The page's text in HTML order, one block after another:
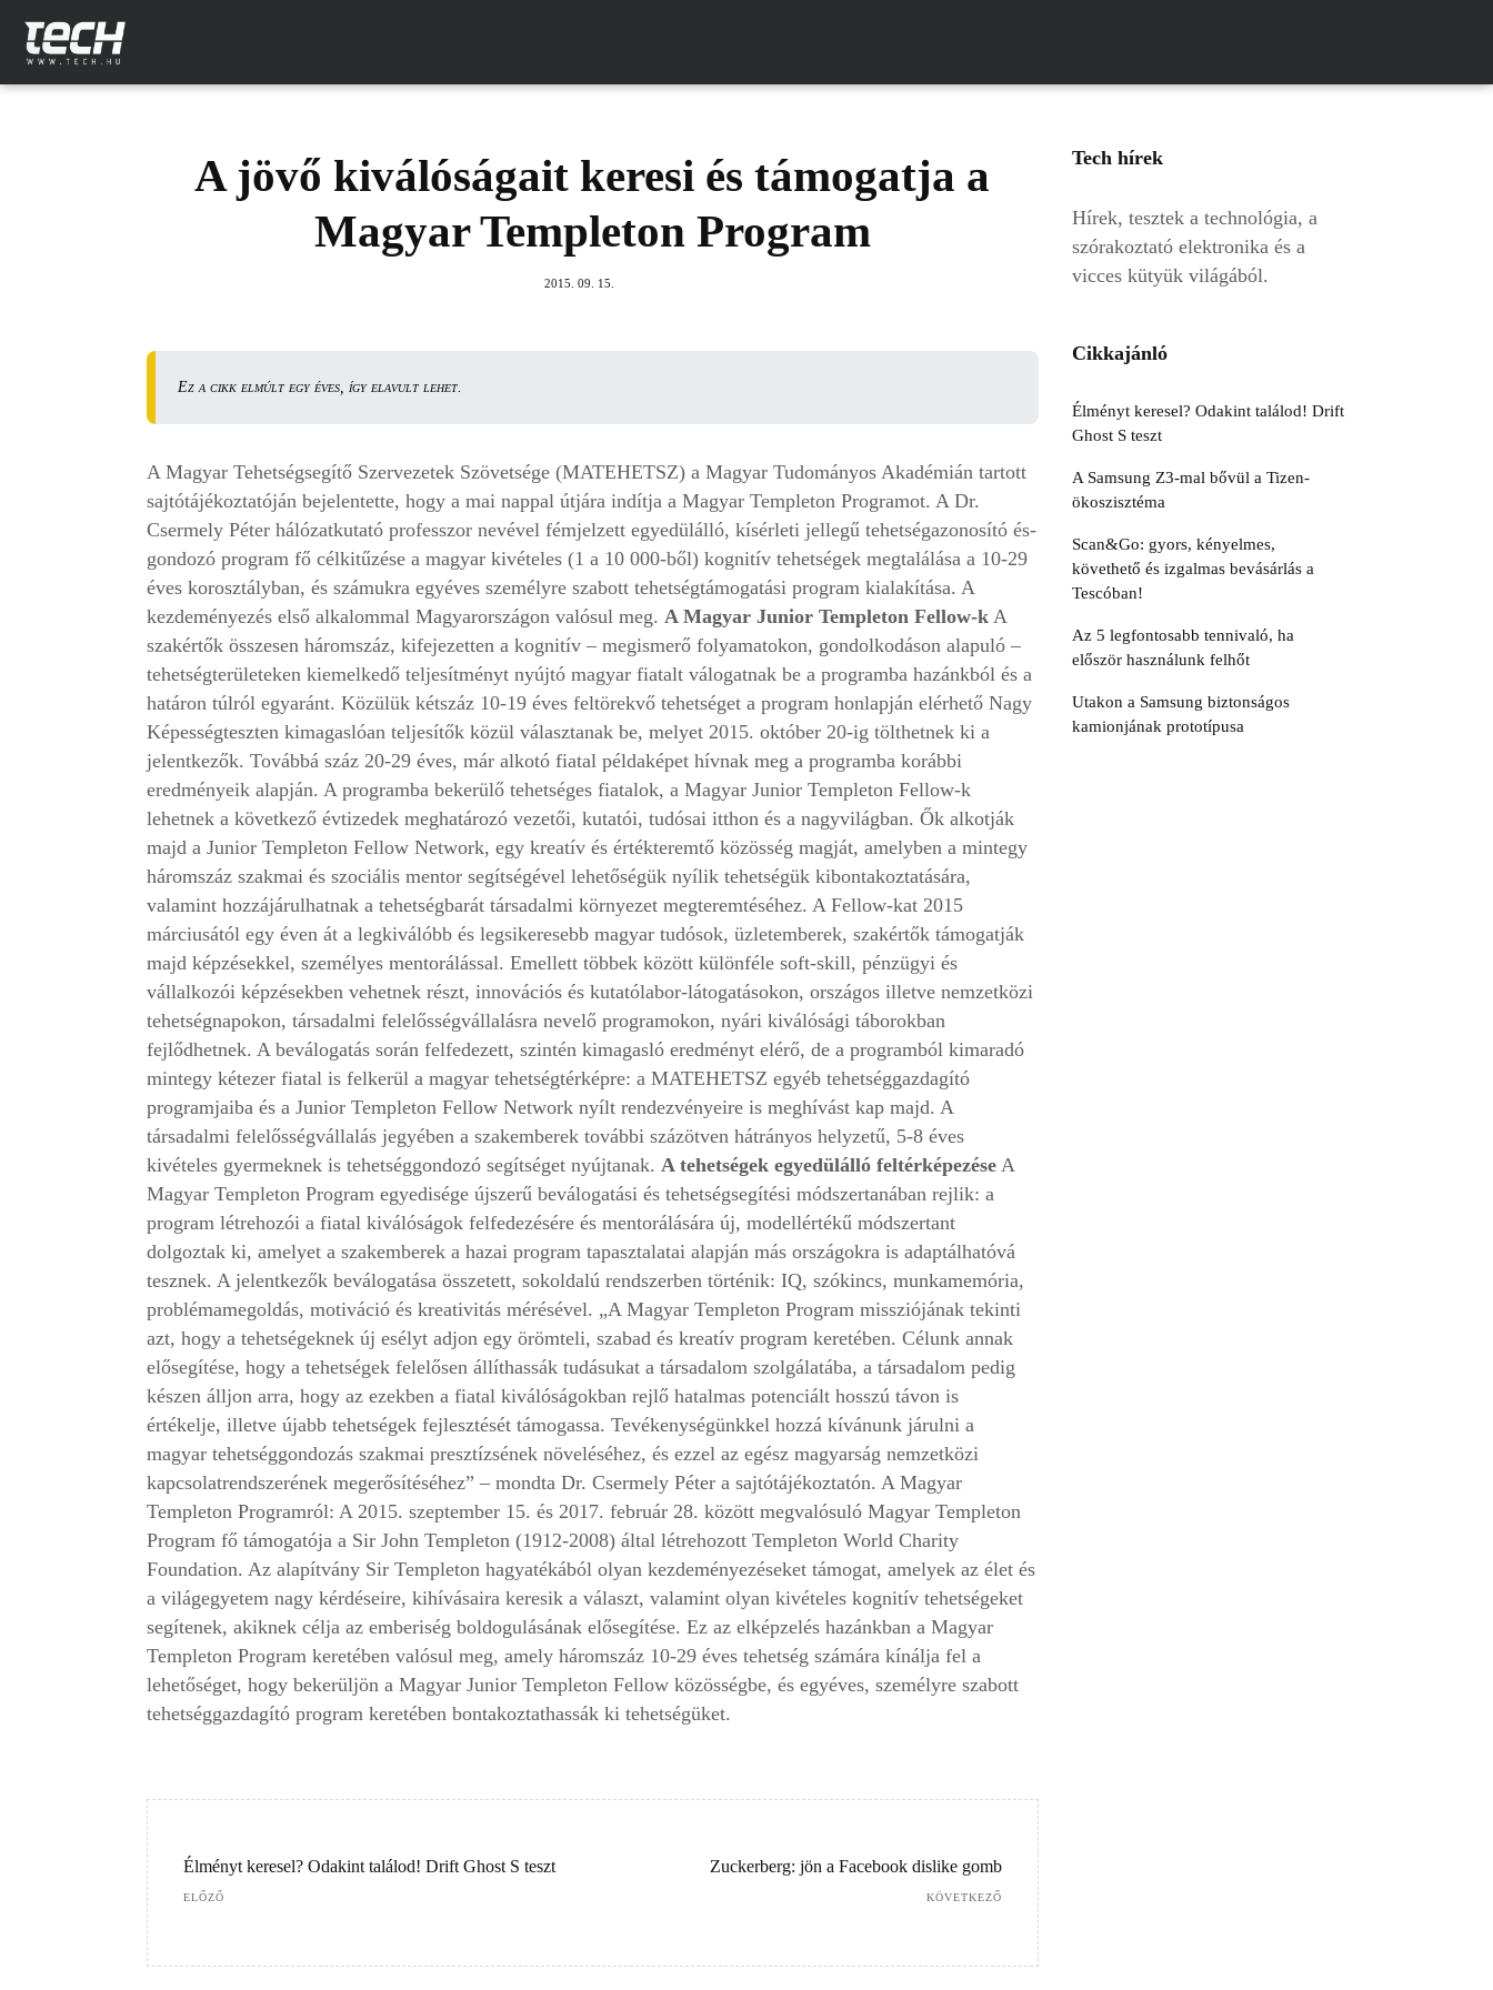
A jövő kiválóságait keresi és támogatja a
Magyar Templeton Program
2015. 09. 15.
Ez a cikk elmúlt egy éves, így elavult lehet.
A Magyar Tehetségsegítő Szervezetek Szövetsége (MATEHETSZ) a Magyar Tudományos Akadémián tartott
sajtótájékoztatóján bejelentette, hogy a mai nappal útjára indítja a Magyar Templeton Programot. A Dr.
Csermely Péter hálózatkutató professzor nevével fémjelzett egyedülálló, kísérleti jellegű tehetségazonosító és-
gondozó program fő célkitűzése a magyar kivételes (1 a 10 000-ből) kognitív tehetségek megtalálása a 10-29
éves korosztályban, és számukra egyéves személyre szabott tehetségtámogatási program kialakítása. A
kezdeményezés első alkalommal Magyarországon valósul meg. A Magyar Junior Templeton Fellow-k A
szakértők összesen háromszáz, kifejezetten a kognitív – megismerő folyamatokon, gondolkodáson alapuló –
tehetségterületeken kiemelkedő teljesítményt nyújtó magyar fiatalt válogatnak be a programba hazánkból és a
határon túlról egyaránt. Közülük kétszáz 10-19 éves feltörekvő tehetséget a program honlapján elérhető Nagy
Képességteszten kimagaslóan teljesítők közül választanak be, melyet 2015. október 20-ig tölthetnek ki a
jelentkezők. Továbbá száz 20-29 éves, már alkotó fiatal példaképet hívnak meg a programba korábbi
eredményeik alapján. A programba bekerülő tehetséges fiatalok, a Magyar Junior Templeton Fellow-k
lehetnek a következő évtizedek meghatározó vezetői, kutatói, tudósai itthon és a nagyvilágban. Ők alkotják
majd a Junior Templeton Fellow Network, egy kreatív és értékteremtő közösség magját, amelyben a mintegy
háromszáz szakmai és szociális mentor segítségével lehetőségük nyílik tehetségük kibontakoztatására,
valamint hozzájárulhatnak a tehetségbarát társadalmi környezet megteremtéséhez. A Fellow-kat 2015
márciusától egy éven át a legkiválóbb és legsikeresebb magyar tudósok, üzletemberek, szakértők támogatják
majd képzésekkel, személyes mentorálással. Emellett többek között különféle soft-skill, pénzügyi és
vállalkozói képzésekben vehetnek részt, innovációs és kutatólabor-látogatásokon, országos illetve nemzetközi
tehetségnapokon, társadalmi felelősségvállalásra nevelő programokon, nyári kiválósági táborokban
fejlődhetnek. A beválogatás során felfedezett, szintén kimagasló eredményt elérő, de a programból kimaradó
mintegy kétezer fiatal is felkerül a magyar tehetségtérképre: a MATEHETSZ egyéb tehetséggazdagító
programjaiba és a Junior Templeton Fellow Network nyílt rendezvényeire is meghívást kap majd. A
társadalmi felelősségvállalás jegyében a szakemberek további százötven hátrányos helyzetű, 5-8 éves
kivételes gyermeknek is tehetséggondozó segítséget nyújtanak. A tehetségek egyedülálló feltérképezése A
Magyar Templeton Program egyedisége újszerű beválogatási és tehetségsegítési módszertanában rejlik: a
program létrehozói a fiatal kiválóságok felfedezésére és mentorálására új, modellértékű módszertant
dolgoztak ki, amelyet a szakemberek a hazai program tapasztalatai alapján más országokra is adaptálhatóvá
tesznek. A jelentkezők beválogatása összetett, sokoldalú rendszerben történik: IQ, szókincs, munkamemória,
problémamegoldás, motiváció és kreativitás mérésével. „A Magyar Templeton Program missziójának tekinti
azt, hogy a tehetségeknek új esélyt adjon egy örömteli, szabad és kreatív program keretében. Célunk annak
elősegítése, hogy a tehetségek felelősen állíthassák tudásukat a társadalom szolgálatába, a társadalom pedig
készen álljon arra, hogy az ezekben a fiatal kiválóságokban rejlő hatalmas potenciált hosszú távon is
értékelje, illetve újabb tehetségek fejlesztését támogassa. Tevékenységünkkel hozzá kívánunk járulni a
magyar tehetséggondozás szakmai presztízsének növeléséhez, és ezzel az egész magyarság nemzetközi
kapcsolatrendszerének megerősítéséhez” – mondta Dr. Csermely Péter a sajtótájékoztatón. A Magyar
Templeton Programról: A 2015. szeptember 15. és 2017. február 28. között megvalósuló Magyar Templeton
Program fő támogatója a Sir John Templeton (1912-2008) által létrehozott Templeton World Charity
Foundation. Az alapítvány Sir Templeton hagyatékából olyan kezdeményezéseket támogat, amelyek az élet és
a világegyetem nagy kérdéseire, kihívásaira keresik a választ, valamint olyan kivételes kognitív tehetségeket
segítenek, akiknek célja az emberiség boldogulásának elősegítése. Ez az elképzelés hazánkban a Magyar
Templeton Program keretében valósul meg, amely háromszáz 10-29 éves tehetség számára kínálja fel a
lehetőséget, hogy bekerüljön a Magyar Junior Templeton Fellow közösségbe, és egyéves, személyre szabott
tehetséggazdagító program keretében bontakoztathassák ki tehetségüket.
Élményt keresel? Odakint találod! Drift Ghost S teszt
ELŐZŐ
Zuckerberg: jön a Facebook dislike gomb
KÖVETKEZŐ
Tech hírek
Hírek, tesztek a technológia, a
szórakoztató elektronika és a
vicces kütyük világából.
Cikkajánló
Élményt keresel? Odakint találod! Drift
Ghost S teszt
A Samsung Z3-mal bővül a Tizen-
ökoszisztéma
Scan&Go: gyors, kényelmes,
követhető és izgalmas bevásárlás a
Tescóban!
Az 5 legfontosabb tennivaló, ha
először használunk felhőt
Utakon a Samsung biztonságos
kamionjának prototípusa